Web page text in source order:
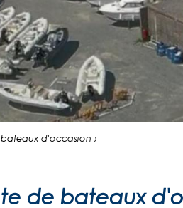
d'occasion ›
de bateaux